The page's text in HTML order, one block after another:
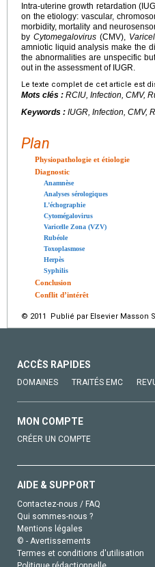
Intra-uterine growth retardation
on the etiology: vascular,
morbidity, mortality and
by Cytomegalovirus(CMV),
amniotic liquid analysis make the
the abnormalities are unspecific
out in the assessment of IUGR.
Le texte complet de cet article est
Mots clés : RCIU, Infection, CMV,
Keywords : IUGR, Infection, CMV,
Plan
Physiopathologie et étiologie
Diagnostic
Anamnèse
Analyses sérologiques
L’échographie
Cytomégalovirus
Varicelle Zona (VZV)
Rubéole
Toxoplasmose
Herpès
Syphilis
Conclusion
Conflit d’intérêt
© 2011 Publié par Elsevier Masson
ACCÈS RAPIDES
DOMAINES TRAITÉS EMC
MON COMPTE
CRÉER UN COMPTE
AIDE & SUPPORT
Contactez-nous / FAQ
Qui sommes-nous ?
Mentions légales
© - Avertissements
Termes et conditions d'utilisation